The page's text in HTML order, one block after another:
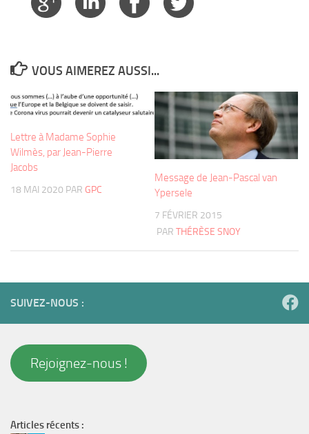
VOUS AIMEREZ AUSSI...
Lettre à Madame Sophie
Wilmès, par Jean-Pierre
Jacobs
18 MAI 2020 PAR GPC
Message de Jean-Pascal van
Ypersele
7 FÉVRIER 2015
PAR THÉRÈSE SNOY
SUIVEZ-NOUS :
Rejoignez-nous !
Articles récents :